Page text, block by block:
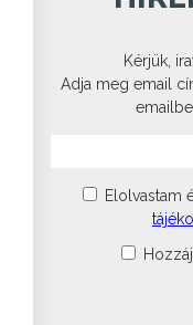
Kérjük,
Adja meg email
Elolvastam